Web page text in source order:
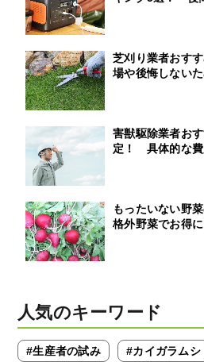
芝刈り業者おす
場や後悔しない
害獣駆除業者お
定！ 具体的な費
もったいない野
格外野菜でお得
人気のキーワード
#生産者の試み #カイガラムシ